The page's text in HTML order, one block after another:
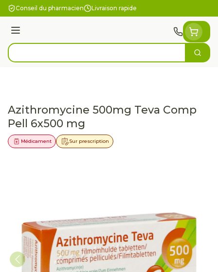
Aller au contenu
Conseil du pharmacien Livraison rapide
Menu
Rechercher
Azithromycine 500mg Teva Comp
Pell 6x500 mg
Sur prescription
Médicament